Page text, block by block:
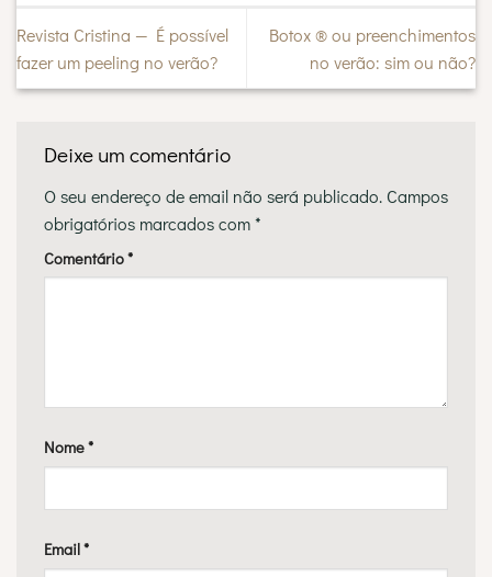
Revista Cristina — É possível
fazer um peeling no verão?
Botox ® ou preenchimentos
no verão: sim ou não?
Deixe um comentário
O seu endereço de email não será publicado. Campos
obrigatórios marcados com*
Comentário*
Nome*
Email*